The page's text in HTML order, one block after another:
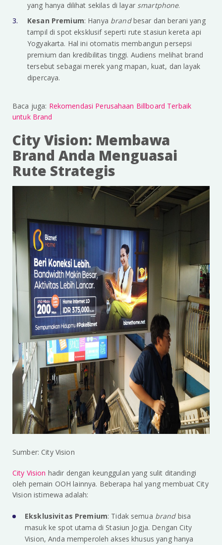
yang hanya dilihat sekilas di layar smartphone.
Kesan Premium: Hanya brandbesar dan berani yang
tampil di spot eksklusif seperti rute stasiun kereta api
Yogyakarta. Hal ini otomatis membangun persepsi
premium dan kredibilitas tinggi. Audiens melihat brand
tersebut sebagai merek yang mapan, kuat, dan layak
dipercaya.
Baca juga: Rekomendasi Perusahaan Billboard Terbaik
untuk Brand
City Vision: Membawa
Brand Anda Menguasai
Rute Strategis
Sumber: City Vision
City Vision hadir dengan keunggulan yang sulit ditandingi
oleh pemain OOH lainnya. Beberapa hal yang membuat City
Vision istimewa adalah:
Eksklusivitas Premium: Tidak semua brand bisa
masuk ke spot utama di Stasiun Jogja. Dengan City
Vision, Anda memperoleh akses khusus yang hanya